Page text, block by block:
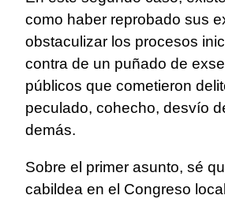
como haber reprobado sus
obstaculizar los procesos
contra de un puñado de
públicos que cometieron
peculado, cohecho, desvío
demás.
Sobre el primer asunto, sé
cabildea en el Congreso